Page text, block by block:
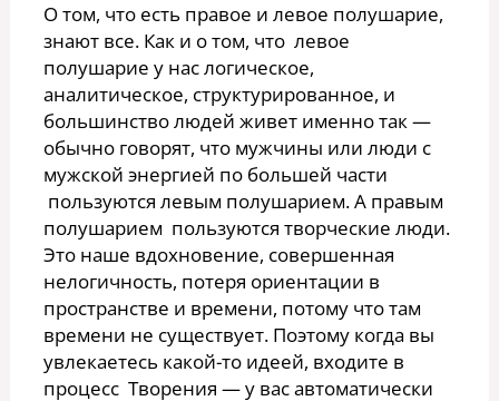
О том, что есть правое и левое полушарие,
знают все. Как и о том, что левое
полушарие у нас логическое,
аналитическое, структурированное, и
большинство людей живет именно так —
обычно говорят, что мужчины или люди с
мужской энергией по большей части
пользуются левым полушарием. А правым
полушарием пользуются творческие люди.
Это наше вдохновение, совершенная
нелогичность, потеря ориентации в
пространстве и времени, потому что там
времени не существует. Поэтому когда вы
увлекаетесь какой-то идеей, входите в
процесс Творения — у вас автоматически